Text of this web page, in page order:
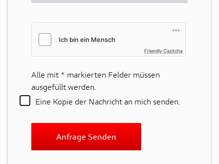
Friendly Captcha
Alle mit * markierten Felder müssen
ausgefüllt werden.
Eine Kopie der Nachricht an mich senden.
Anfrage Senden